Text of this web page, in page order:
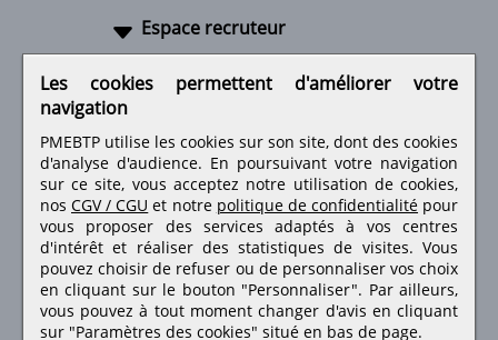
Espace recruteur
Retrouvez-nous sur les réseaux sociaux
Les cookies permettent d'améliorer votre
navigation
PMEBTP utilise les cookies sur son site, dont des cookies
d'analyse d'audience. En poursuivant votre navigation
sur ce site, vous acceptez notre utilisation de cookies,
nos CGV / CGU et notre politique de confidentialité pour
vous proposer des services adaptés à vos centres
d'intérêt et réaliser des statistiques de visites.Vous
pouvez choisir de refuser ou de personnaliser vos choix
en cliquant sur le bouton "Personnaliser". Par ailleurs,
vous pouvez à tout moment changer d'avis en cliquant
sur "Paramètres des cookies" situé en bas de page.